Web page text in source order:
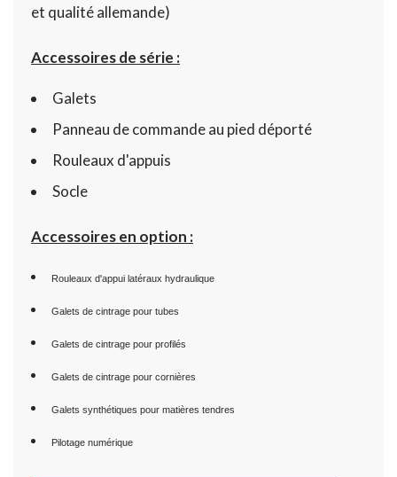
et qualité allemande)
Accessoires de série :
Galets
Panneau de commande au pied déporté
Rouleaux d'appuis
Socle
Accessoires en option :
Rouleaux d'appui latéraux hydraulique
Galets de cintrage pour tubes
Galets de cintrage pour profilés
Galets de cintrage pour cornières
Galets synthétiques pour matières tendres
Pilotage numérique